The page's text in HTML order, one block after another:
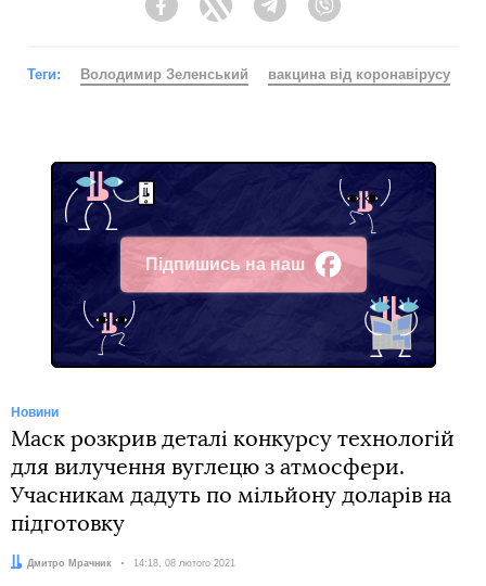
FacebookTwitter Telegram
Теги: Володимир Зеленський вакцина від коронавірусу
Підпишись на наш
Facebook
Новини
Маск розкрив деталі конкурсу технологій
для вилучення вуглецю з атмосфери.
Учасникам дадуть по мільйону доларів на
підготовку
Автор:
Дмитро Мрачник Дата:
14:18, 08 лютого 2021